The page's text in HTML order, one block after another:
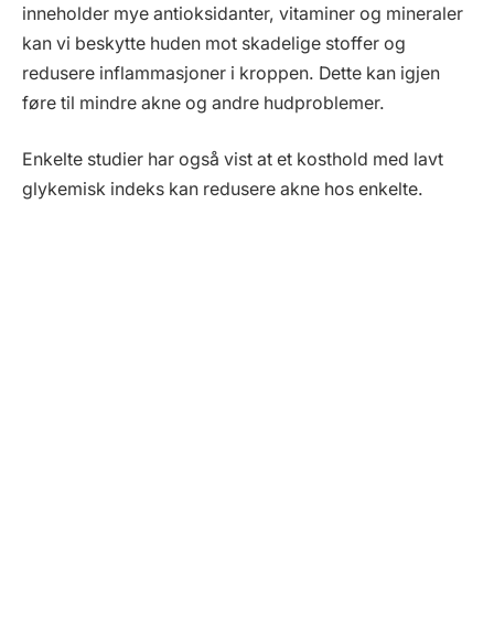
inneholder mye antioksidanter, vitaminer og mineraler
kan vi beskytte huden mot skadelige stoffer og
redusere inflammasjoner i kroppen. Dette kan igjen
føre til mindre akne og andre hudproblemer.
Enkelte studier har også vist at et kosthold med lavt
glykemisk indeks kan redusere akne hos enkelte.